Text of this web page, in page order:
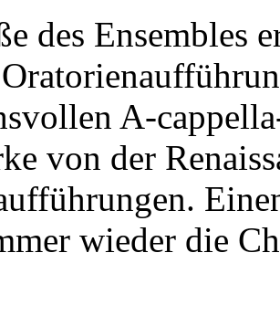
des Ensembles
A-
von der
wieder die